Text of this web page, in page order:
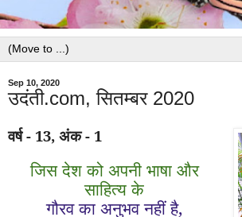
Sep 10, 2020
उदंती.com, सितम्बर 2020
वर्ष - 13, अंक - 1
जिस देश को अपनी भाषा और
साहित्य के
गौरव का अनुभव नहीं है,